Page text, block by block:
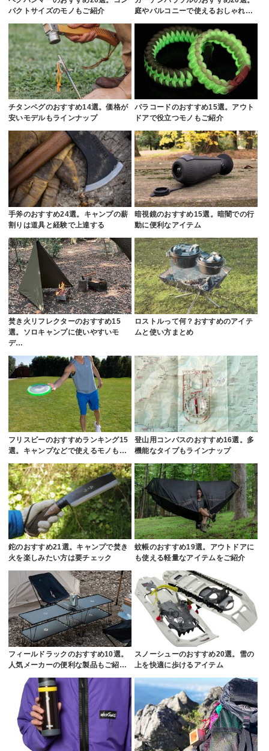
パクトサイズのモノもご紹介
庭やバルコニーで使えるおしゃれ…
チタンペグのおすすめ14選。価格が
安いモデルもラインナップ
パラコードのおすすめ15選。アウト
ドアで役立つモノもご紹介
手斧のおすすめ24選。キャンプの薪
割りは道具と経験で上達する
暗視鏡のおすすめ15選。暗闇での行
動に便利なアイテム
焚き火リフレクターのおすすめ15
選。ソロキャンプに使いやすいモ
デ…
ロストルって何？おすすめのアイテ
ムと使い方まとめ
フリスビーのおすすめランキング15
選。キャンプなどで使えるモノも…
登山用コンパスのおすすめ16選。多
機能なタイプもラインナップ
鉈のおすすめ21選。キャンプで焚き
火を楽しみたい方は要チェック
蚊帳のおすすめ19選。アウトドアに
も使える軽量なアイテムをご紹介
フィールドラックのおすすめ10選。
人気メーカーの便利な製品もご紹…
スノーシューのおすすめ20選。雪の
上を快適に歩けるアイテム